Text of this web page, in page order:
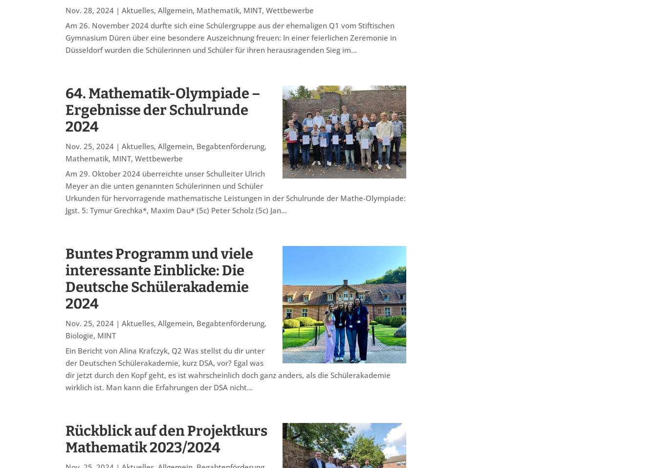
Nov. 28, 2024 |Aktuelles,Allgemein, Mathematik, MINT,Wettbewerbe
Am 26. November 2024 durfte sich eine Schülergruppe aus der ehemaligen Q1 vom Stiftischen
Gymnasium Düren über eine besondere Auszeichnung freuen: In einer feierlichen Zeremonie in
Düsseldorf wurden die Schülerinnen und Schüler für ihren herausragenden Sieg im...
64. Mathematik-Olympiade –
Ergebnisse der Schulrunde
2024
Nov. 25, 2024 |Aktuelles,Allgemein, Begabtenförderung,
Mathematik, MINT,Wettbewerbe
Am 29. Oktober 2024 überreichte unser Schulleiter Ulrich
Meyer an die unten genannten Schülerinnen und Schüler
Urkunden für hervorragende mathematische Leistungen in der Schulrunde der Mathe-Olympiade:
Jgst. 5: Tymur Grechka*, Maxim Dau* (5c) Peter Scholz (5c) Jan...
Buntes Programm und viele
interessante Einblicke: Die
Deutsche Schülerakademie
2024
Nov. 25, 2024 |Aktuelles,Allgemein, Begabtenförderung,
Biologie, MINT
Ein Bericht von Alina Krafczyk, Q2 Was stellst du dir unter
der Deutschen Schülerakademie, kurz DSA, vor? Egal was
dir jetzt durch den Kopf geht, es ist wahrscheinlich doch ganz anders, als die Schülerakademie
wirklich ist. Man kann die Erfahrungen der DSA nicht...
Rückblick auf den Projektkurs
Mathematik 2023/2024